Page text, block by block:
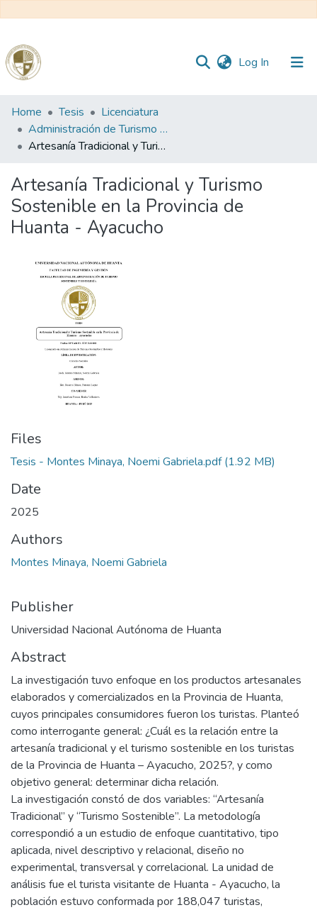
Log In (current)
Communities
&
Collections
Statistics
Manuales
Home Tesis
Licenciatura
Administración de Turismo Sostenible y Hotelería
Artesanía Tradicional y Turismo Sostenible en la Provincia de Huanta - Ayacucho
Artesanía Tradicional y Turismo
Sostenible en la Provincia de
Huanta - Ayacucho
Files
Tesis - Montes Minaya, Noemi Gabriela.pdf(1.92 MB)
Date
2025
Authors
Montes Minaya, Noemi Gabriela
Publisher
Universidad Nacional Autónoma de Huanta
Abstract
La investigación tuvo enfoque en los productos artesanales
elaborados y comercializados en la Provincia de Huanta,
cuyos principales consumidores fueron los turistas. Planteó
como interrogante general: ¿Cuál es la relación entre la
artesanía tradicional y el turismo sostenible en los turistas
de la Provincia de Huanta – Ayacucho, 2025?, y como
objetivo general: determinar dicha relación.
La investigación constó de dos variables: “Artesanía
Tradicional” y “Turismo Sostenible”. La metodología
correspondió a un estudio de enfoque cuantitativo, tipo
aplicada, nivel descriptivo y relacional, diseño no
experimental, transversal y correlacional. La unidad de
análisis fue el turista visitante de Huanta - Ayacucho, la
población estuvo conformada por 188,047 turistas,